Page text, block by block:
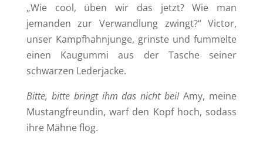
„Wie cool, üben wir das jetzt? Wie man
jemanden zur Verwandlung zwingt?“ Victor,
unser Kampfhahnjunge, grinste und fummelte
einen Kaugummi aus der Tasche seiner
schwarzen Lederjacke.
Bitte, bitte bringt ihm das nicht bei!Amy, meine
Mustangfreundin, warf den Kopf hoch, sodass
ihre Mähne flog.